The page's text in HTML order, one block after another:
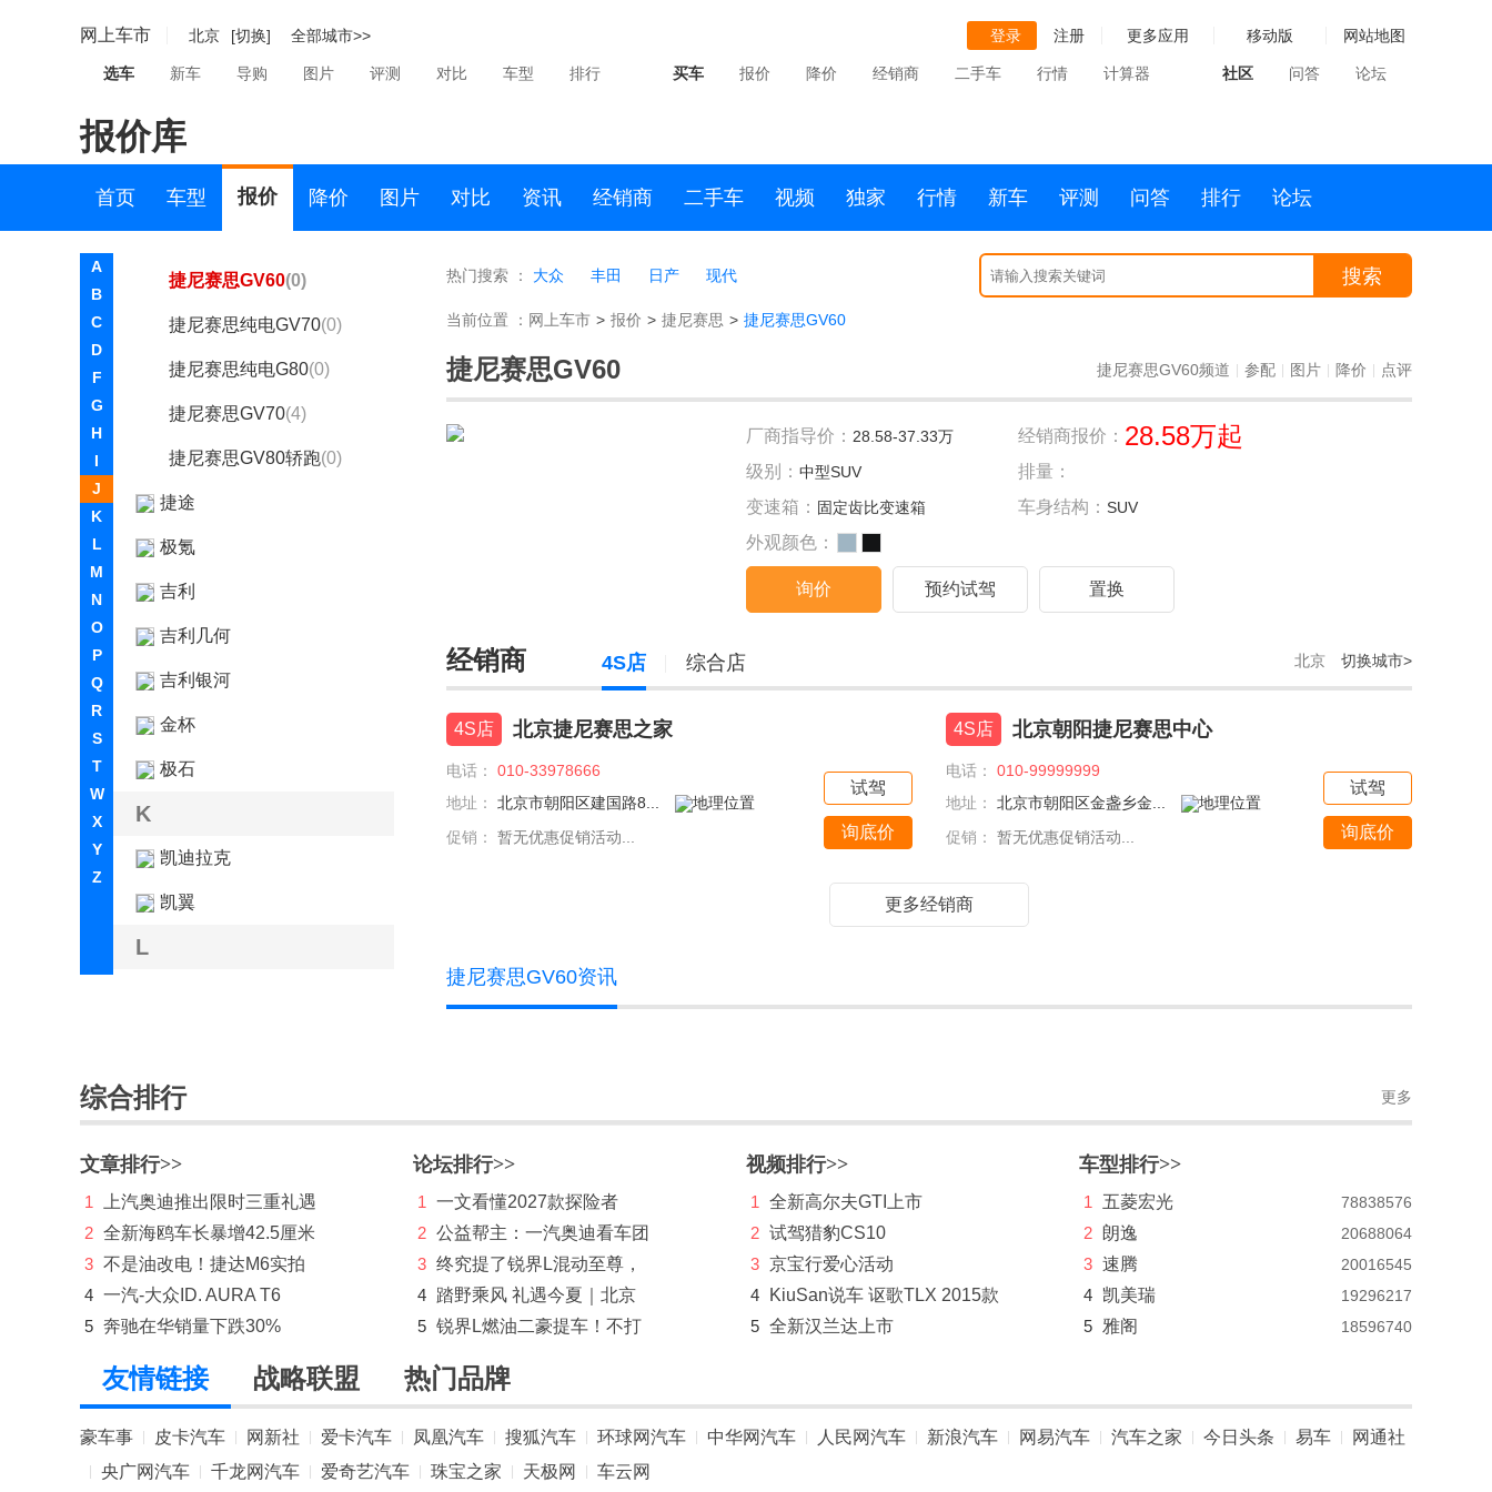
网上车市 北京 [切换] 全部城市>> 登录 注册 更多应用 移动版 网站地图
选车 新车 导购 图片 评测 对比 车型 排行 买车 报价 降价 经销商 二手车 行情 计算器 社区 问答 论坛
报价库
首页 车型 报价 降价 图片 对比 资讯 经销商 二手车 视频 独家 行情 新车 评测 问答 排行 论坛
A
B
C
D
F
G
H
I
J
K
L
M
N
O
P
Q
R
S
T
W
X
Y
Z
捷尼赛思G70
捷尼赛思G90(3)
捷尼赛思GV80 (6)
捷尼赛思GV60(0)
捷尼赛思纯电GV70(0)
捷尼赛思纯电G80(0)
捷尼赛思GV70(4)
捷尼赛思GV80轿跑(0)
捷途
极氪
吉利
吉利几何
吉利银河
金杯
极石
K
凯迪拉克
凯翼
L
劳斯莱斯
乐道
雷克萨斯
莲花跑车
LIMGENE凌际
领克
零跑汽车
灵悉
热门搜索 ： 大众 丰田 日产 现代 搜索
当前位置 ： 网上车市 > 报价 > 捷尼赛思 > 捷尼赛思GV60
捷尼赛思GV60 捷尼赛思GV60频道 参配 图片 降价 点评
厂商指导价： 28.58-37.33万 经销商报价： 28.58万起
级别： 中型SUV
排量：
变速箱： 固定齿比变速箱 车身结构： SUV
外观颜色：
询价 预约试驾 置换
经销商 北京 切换城市>
4S店 综合店
4S店 北京捷尼赛思之家
电话：
010-33978666
地址：
北京市朝阳区建国路8...
促销：
暂无优惠促销活动...
试驾
询底价
4S店 北京朝阳捷尼赛思中心
电话：
010-99999999
地址：
北京市朝阳区金盏乡金...
促销：
暂无优惠促销活动...
试驾
询底价
更多经销商
捷尼赛思GV60资讯
综合排行 更多
文章排行>>
1
上汽奥迪推出限时三重礼遇
2 全新海鸥车长暴增42.5厘米
3 不是油改电！捷达M6实拍
4 一汽-大众ID. AURA T6
5 奔驰在华销量下跌30%
论坛排行>>
1
一文看懂2027款探险者
2 公益帮主：一汽奥迪看车团
3 终究提了锐界L混动至尊，
4 踏野乘风 礼遇今夏｜北京
5 锐界L燃油二豪提车！不打
视频排行>>
1
全新高尔夫GTI上市
2 试驾猎豹CS10
3 京宝行爱心活动
4
KiuSan说车 讴歌TLX 2015款
5 全新汉兰达上市
车型排行>>
1 五菱宏光 78838576
2 朗逸 20688064
3 速腾 20016545
4 凯美瑞 19296217
5 雅阁 18596740
友情链接 战略联盟 热门品牌
豪车事 皮卡汽车 网新社 爱卡汽车 凤凰汽车 搜狐汽车 环球网汽车 中华网汽车 人民网汽车 新浪汽车 网易汽车 汽车之家 今日头条 易车 网通社
央广网汽车 千龙网汽车 爱奇艺汽车 珠宝之家 天极网 车云网